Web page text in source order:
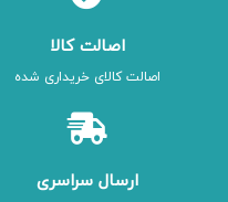
اصالت کالا
اصالت کالای خریداری شده
ارسال سراسری